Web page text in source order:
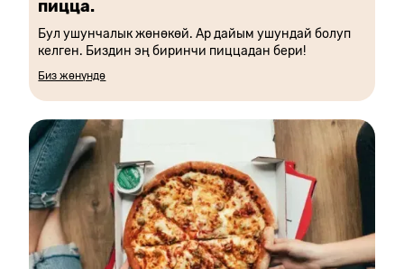
пицца.
Бул ушунчалык жөнөкөй. Ар дайым ушундай болуп
келген. Биздин эң биринчи пиццадан бери!
Биз жөнүндө